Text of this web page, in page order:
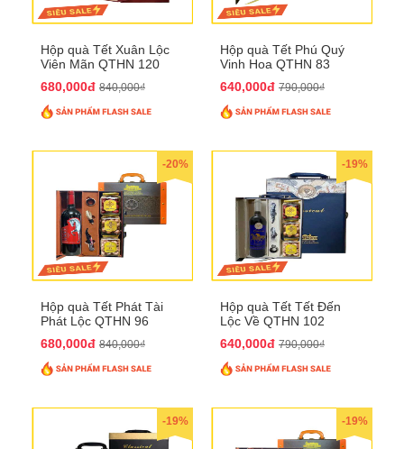
Hộp quà Tết Xuân Lộc
Viên Mãn QTHN 120
680,000đ 840,000₫
Hộp quà Tết Phú Quý
Vinh Hoa QTHN 83
640,000đ 790,000₫
-20%
Hộp quà Tết Phát Tài
Phát Lộc QTHN 96
680,000đ 840,000₫
-19%
Hộp quà Tết Tết Đến
Lộc Về QTHN 102
640,000đ 790,000₫
-19% -19%